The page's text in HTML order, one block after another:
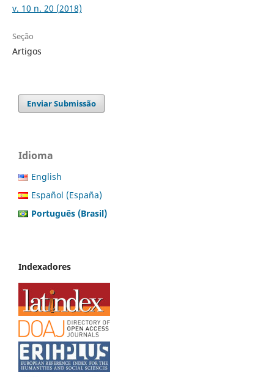
v. 10 n. 20 (2018)
Seção
Artigos
Enviar Submissão
Idioma
English
Español (España)
Português (Brasil)
Indexadores